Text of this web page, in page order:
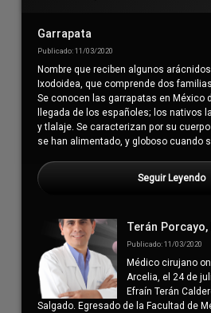
derecha
Garrapata
Publicado: 11/03/2020
Nombre que reciben algunos
Ixodoidea, que comprende dos
Se conocen las garrapatas en México
llegada de los españoles; los nativos
y tlalaje. Se caracterizan por su
se han alimentado, y globoso cuando
Seguir Leyendo
Terán
Publicado: 11/03/2020
Médico cirujano
Arcelia, el 24 de
Efraín Terán
Salgado. Egresado de la Facultad de